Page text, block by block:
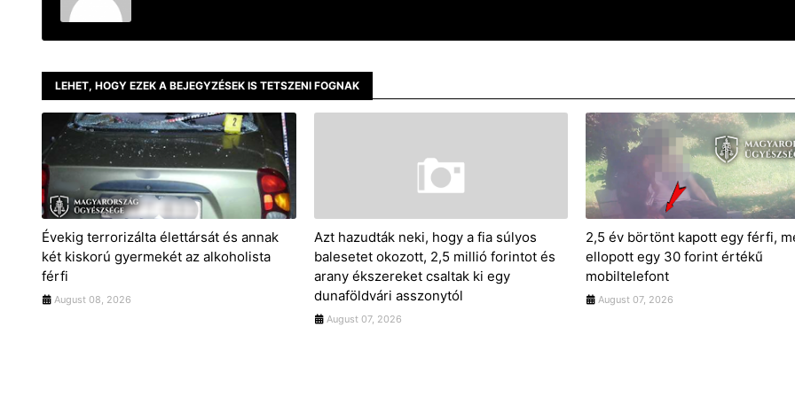
LEHET, HOGY EZEK A BEJEGYZÉSEK IS TETSZENI FOGNAK
Évekig terrorizálta élettársát és annak
két kiskorú gyermekét az alkoholista
férfi
August 08, 2026
Azt hazudták neki, hogy a fia súlyos
balesetet okozott, 2,5 millió forintot és
arany ékszereket csaltak ki egy
dunaföldvári asszonytól
August 07, 2026
2,5 év börtönt kapott egy férfi,
ellopott egy 30 forint értékű
mobiltelefont
August 07, 2026